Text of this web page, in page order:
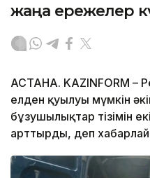
жаңа ережелер
АСТАНА. KAZINFORM –
елден қуылуы мүмкін
бұзушылықтар тізімін
арттырды, деп